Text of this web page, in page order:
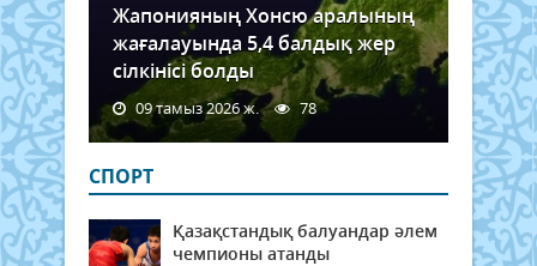
Жапонияның Хонсю аралының
жағалауында 5,4 балдық жер
сілкінісі болды
09 тамыз 2026 ж. 78
СПОРТ
Қазақстандық балуандар әлем
чемпионы атанды